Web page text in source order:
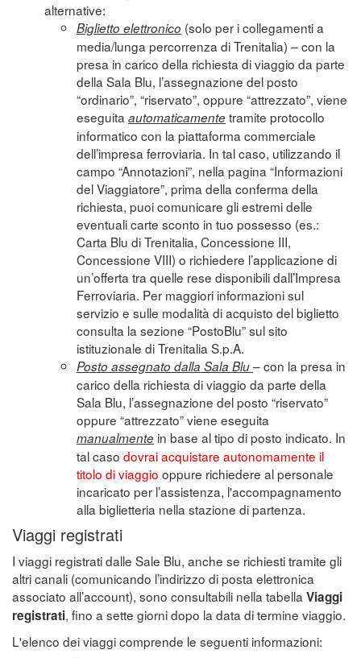
alternative:
Biglietto elettronico (solo per i collegamenti a
media/lunga percorrenza di Trenitalia) – con la
presa in carico della richiesta di viaggio da parte
della Sala Blu, l’assegnazione del posto
“ordinario”, “riservato”, oppure “attrezzato”, viene
eseguita automaticamentetramite protocollo
informatico con la piattaforma commerciale
dell’impresa ferroviaria. In tal caso, utilizzando il
campo “Annotazioni”, nella pagina “Informazioni
del Viaggiatore”, prima della conferma della
richiesta, puoi comunicare gli estremi delle
eventuali carte sconto in tuo possesso (es.:
Carta Blu di Trenitalia, Concessione III,
Concessione VIII) o richiedere l’applicazione di
un’offerta tra quelle rese disponibili dall’Impresa
Ferroviaria. Per maggiori informazioni sul
servizio e sulle modalità di acquisto del biglietto
consulta la sezione “PostoBlu” sul sito
istituzionale di Trenitalia S.p.A.
Posto assegnato dalla Sala Blu– con la presa in
carico della richiesta di viaggio da parte della
Sala Blu, l’assegnazione del posto “riservato”
oppure “attrezzato” viene eseguita
manualmente in base al tipo di posto indicato. In
tal caso dovrai acquistare autonomamente il
titolo di viaggio oppure richiedere al personale
incaricato per l’assistenza, l'accompagnamento
alla biglietteria nella stazione di partenza.
Viaggi registrati
I viaggi registrati dalle Sale Blu, anche se richiesti tramite gli
altri canali (comunicando l’indirizzo di posta elettronica
associato all’account), sono consultabili nella tabella Viaggi
registrati, fino a sette giorni dopo la data di termine viaggio.
L'elenco dei viaggi comprende le seguenti informazioni: